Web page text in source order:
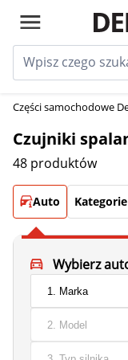
Części samochodowe
Czujniki
48 produktów
Auto
Wybierz